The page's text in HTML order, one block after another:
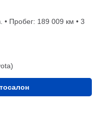
• Пробег: 189 009 км • 3